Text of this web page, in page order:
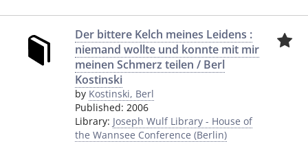
Der bittere Kelch meines Leidens :
niemand wollte und konnte mit mir
meinen Schmerz teilen / Berl
Kostinski
by Kostinski, Berl
Published: 2006
Library: Joseph Wulf Library - House of
the Wannsee Conference (Berlin)